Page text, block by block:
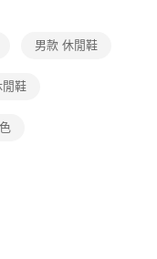
面顯示為準，若有關於
請聯繫「AFTEE先享後付
support/home
先享後付」服務完成之交
人之同意方可使用
失，本公司不負相關責
男款 休閒鞋
閒鞋